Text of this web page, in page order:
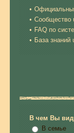
Сообщество
FAQ по
База знаний
В чем Вы
В семье